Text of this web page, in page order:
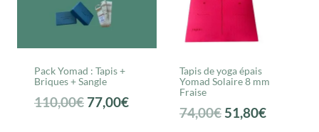
Pack Yomad : Tapis +
Briques + Sangle
110,00€ Le
77,00€Le
Tapis de yoga épais
Yomad Solaire 8 mm
Fraise
74,00€ Le
51,80€Le